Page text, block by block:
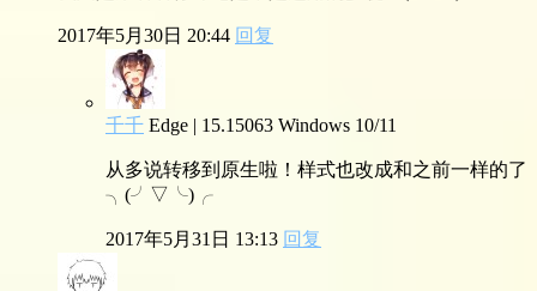
2017年5月30日 20:44 回复
千千 Edge | 15.15063 Windows 10/11
从多说转移到原生啦！样式也改成和之前一样的了
╮(╯▽╰)╭
2017年5月31日 13:13 回复